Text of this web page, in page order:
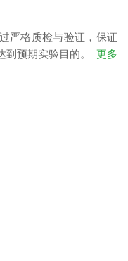
严格质检与验证，保证
到预期实验目的。
更多